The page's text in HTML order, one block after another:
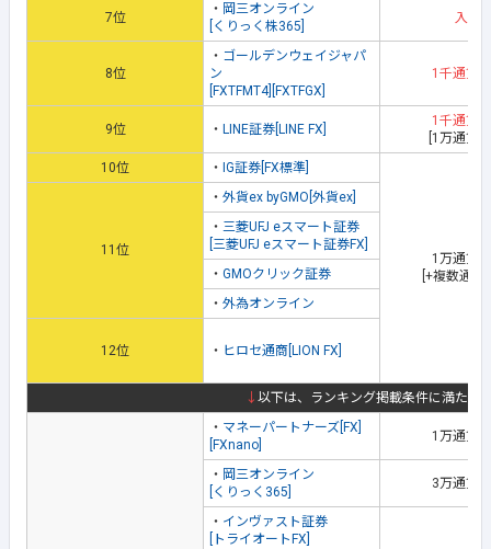
7位
・ 岡三オンライン
[くりっく株365]
入金
8位
・ ゴールデンウェイジャパ
ン
[FXTFMT4][FXTFGX]
1千通貨
9位 ・ LINE証券[LINE FX]
1千通貨
[1万通貨
10位
・ IG証券[FX標準]
1万通貨
[+複数通貨
11位
・ 外貨ex byGMO[外貨ex]
・ 三菱UFJ eスマート証券
[三菱UFJ eスマート証券FX]
・ GMOクリック証券
・ 外為オンライン
12位 ・ ヒロセ通商[LION FX]
↓ 以下は、ランキング掲載条件に満たな
・ マネーパートナーズ[FX]
[FXnano]
1万通貨
・ 岡三オンライン
[くりっく365]
3万通貨
・ インヴァスト証券
[トライオートFX]